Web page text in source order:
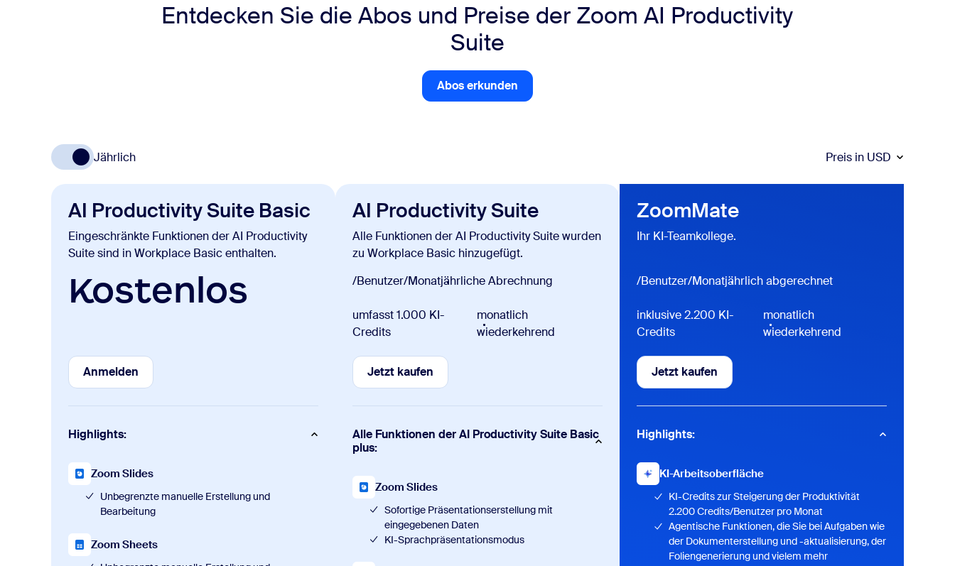
Entdecken Sie die Abos und Preise der Zoom AI Productivity
Suite
Abos erkunden
Abos erkunden
Jährlich Preis in USD
AI Productivity Suite Basic
Eingeschränkte Funktionen der AI Productivity
Suite sind in Workplace Basic enthalten.
Kostenlos
Anmelden
Anmelden
Highlights:
Zoom Slides
Unbegrenzte manuelle Erstellung und
Bearbeitung
Zoom Sheets
AI Productivity Suite
Alle Funktionen der AI Productivity Suite wurden
zu Workplace Basic hinzugefügt.
/Benutzer/Monatjährliche Abrechnung
umfasst 1.000 KI-
Credits
monatlich
wiederkehrend
Jetzt kaufen
Jetzt kaufen
Alle Funktionen der AI Productivity Suite Basic
plus:
Zoom Slides
Sofortige Präsentationserstellung mit
eingegebenen Daten
KI-Sprachpräsentationsmodus
ZoomMate
Ihr KI-Teamkollege.
/Benutzer/Monatjährlich abgerechnet
inklusive 2.200 KI-
Credits
monatlich
wiederkehrend
Jetzt kaufen
Jetzt kaufen
Highlights:
KI-Arbeitsoberfläche
KI-Credits zur Steigerung der Produktivität
2.200 Credits/Benutzer pro Monat
Agentische Funktionen, die Sie bei Aufgaben wie
der Dokumenterstellung und -aktualisierung, der
Foliengenerierung und vielem mehr